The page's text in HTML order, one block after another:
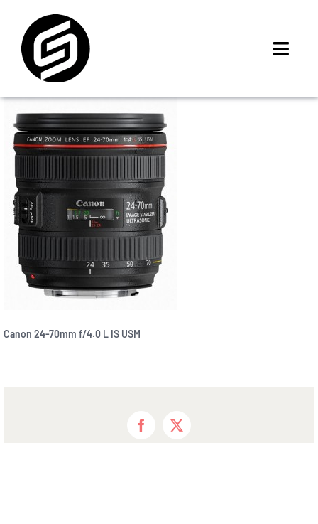
content
門市據點
iMCheck APP
線上商城
3C租賃
最新資訊
Canon 24-70mm f/4.0 L IS USM
Facebook
X